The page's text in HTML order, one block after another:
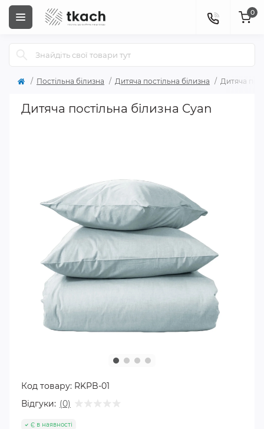
0
Постільна білизна Дитяча постільна білизна Дитяча
Дитяча постільна білизна Cyan
Код товару: RKPB-01
Відгуки: (0)
Є в наявності